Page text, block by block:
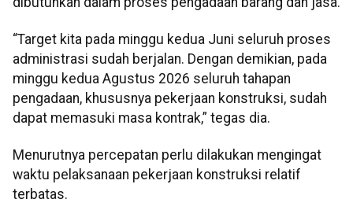
“Target kita pada minggu kedua Juni seluruh proses
administrasi sudah berjalan. Dengan demikian, pada
minggu kedua Agustus 2026 seluruh tahapan
pengadaan, khususnya pekerjaan konstruksi, sudah
dapat memasuki masa kontrak,” tegas dia.
Menurutnya percepatan perlu dilakukan mengingat
waktu pelaksanaan pekerjaan konstruksi relatif
terbatas.